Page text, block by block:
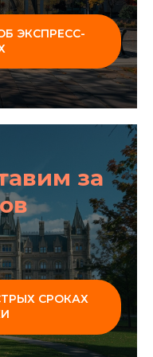
ЭКСПРЕСС-
за
СРОКАХ